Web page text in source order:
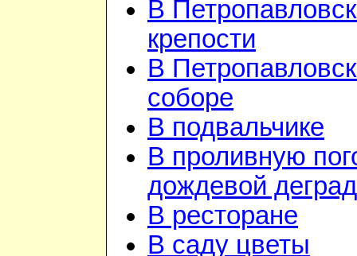
В
крепости
В
соборе
В подвальчике
В проливную
дождевой
В ресторане
В саду цветы